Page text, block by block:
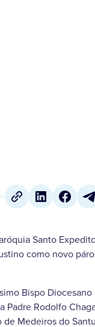
Santo
como novo
Bispo Diocesano
Padre Rodolfo
Medeiros do